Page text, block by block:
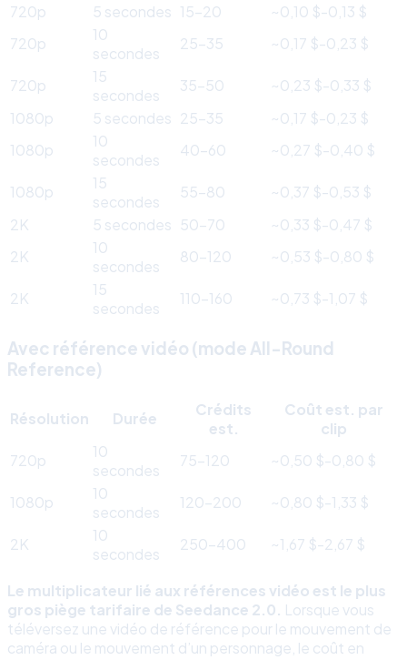
720p
5 secondes 15-20
~0,10 $-0,13 $
720p
10
secondes
25-35 ~0,17 $-0,23 $
720p
15
secondes
35-50
~0,23 $-0,33 $
1080p
5 secondes 25-35
~0,17 $-0,23 $
1080p
10
secondes
40-60 ~0,27 $-0,40 $
1080p
15
secondes
55-80
~0,37 $-0,53 $
2K
5 secondes 50-70
~0,33 $-0,47 $
2K
10
secondes
80-120 ~0,53 $-0,80 $
2K
15
secondes
110-160 ~0,73 $-1,07 $
Avec référence vidéo (mode All-Round
Reference)
Résolution Durée
Crédits
est.
Coût est. par
clip
720p
10
secondes
75-120 ~0,50 $-0,80 $
1080p
10
secondes
120-200 ~0,80 $-1,33 $
2K
10
secondes
250-400 ~1,67 $-2,67 $
Le multiplicateur lié aux références vidéo est le plus
gros piège tarifaire de Seedance 2.0. Lorsque vous
téléversez une vidéo de référence pour le mouvement de
caméra ou le mouvement d’un personnage, le coût en